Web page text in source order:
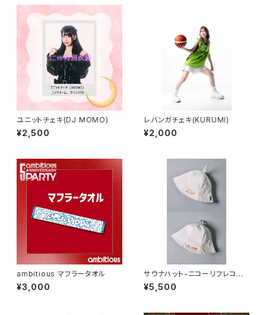
ユニットチェキ(DJ MOMO)
¥2,500
レバンガチェキ(KURUMI)
¥2,000
ambitious マフラータオル
¥3,000
サウナハット-ニコーリフレコラ
ボ-
¥5,500